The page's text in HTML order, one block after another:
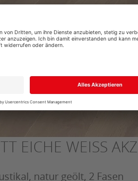
EICHE WEISS
natur geölt, 2 Fasen